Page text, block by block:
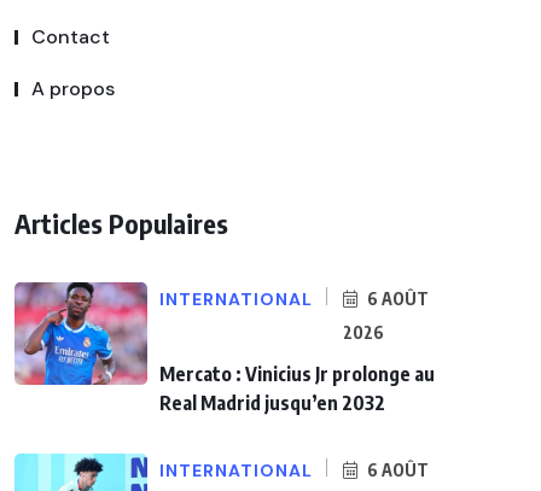
Contact
A propos
Articles Populaires
INTERNATIONAL
6 AOÛT
2026
Mercato : Vinicius Jr prolonge au
Real Madrid jusqu’en 2032
INTERNATIONAL
6 AOÛT